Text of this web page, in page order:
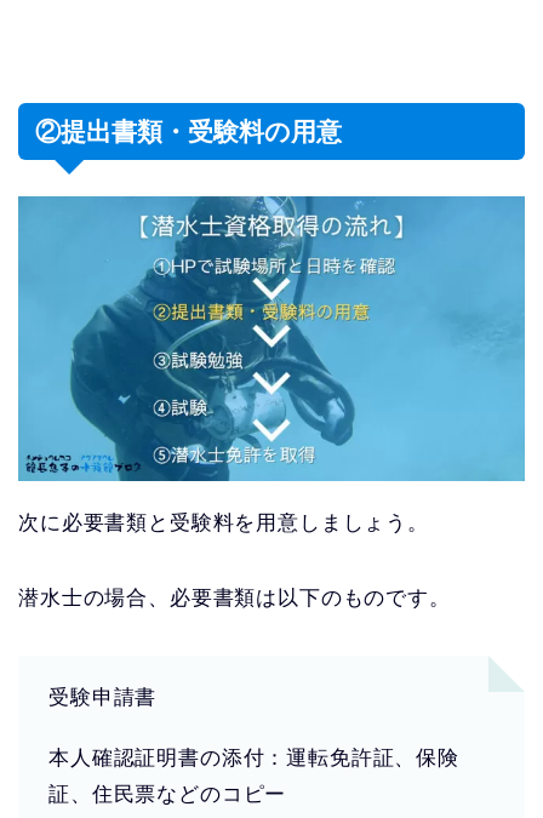
②提出書類・受験料の用意
次に必要書類と受験料を用意しましょう。
潜水士の場合、必要書類は以下のものです。
受験申請書
本人確認証明書の添付：運転免許証、保険
証、住民票などのコピー